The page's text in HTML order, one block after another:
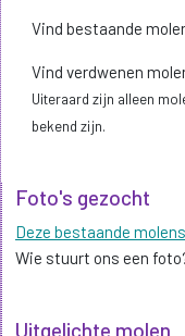
Vind bestaande
Vind verdwenen
Uiteraard zijn alleen
bekend zijn.
Foto's gezocht
Deze bestaande
Wie stuurt ons een
Uitgelichte molen